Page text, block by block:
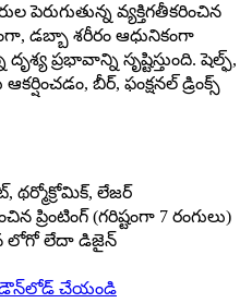
వ్యక్తిగతీకరించిన
డబ్బా శరీరం ఆధునికంగా
ప్రభావాన్ని సృష్టిస్తుంది. షెల్ఫ్,
బీర్, ఫంక్షనల్ డ్రింక్స్
థర్మోక్రోమిక్, లేజర్
ప్రింటింగ్ (గరిష్టంగా 7 రంగులు)
లోగో లేదా డిజైన్
డౌన్‌లోడ్ చేయండి